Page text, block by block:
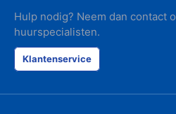
Hulp nodig? Neem dan contact
huurspecialisten.
Klantenservice